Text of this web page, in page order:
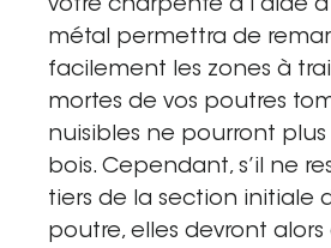
votre charpente à l’aide
métal permettra de
facilement les zones à
mortes de vos poutres
nuisibles ne pourront
bois. Cependant, s’il ne
tiers de la section initiale
poutre, elles devront alors